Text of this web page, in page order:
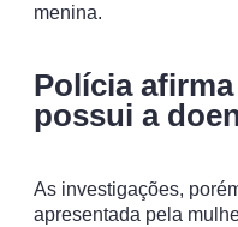
menina.
Polícia
possui a
As investigações,
apresentada pela